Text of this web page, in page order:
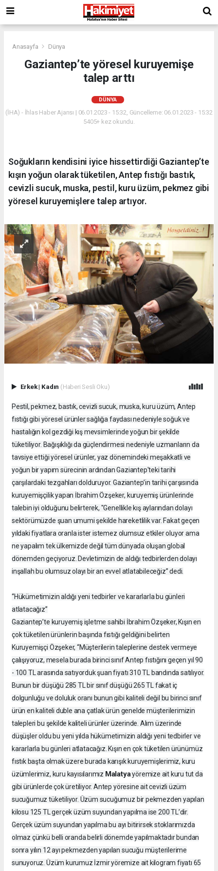
Anasayfa Dünya
Gaziantep’te yöresel kuruyemişe
talep arttı
DÜNYA
(İHA) - İhlas Haber Ajansı | 06.01.2023 - 15:32, Güncelleme: 06.01.2023 - 15:32
5405+ kez okundu.
Soğukların kendisini iyice hissettirdiği Gaziantep’te
kışın yoğun olarak tüketilen, Antep fıstığı bastık,
cevizli sucuk, muska, pestil, kuru üzüm, pekmez gibi
yöresel kuruyemişlere talep artıyor.
Erkek| Kadın (Haberi Sesli Oku)
Pestil, pekmez, bastık, cevizli sucuk, muska, kuru üzüm, Antep
fıstığı gibi yöresel ürünler sağlığa faydası nedeniyle soğuk ve
hastalığın kol gezdiği kış mevsimlerinde yoğun bir şekilde
tüketiliyor. Bağışıklığı da güçlendirmesi nedeniyle uzmanların da
tavsiye ettiği yöresel ürünler, yaz dönemindeki meşakkatli ve
yoğun bir yapım sürecinin ardından Gaziantep'teki tarihi
çarşılardaki tezgahları dolduruyor. Gaziantep’in tarihi çarşısında
kuruyemişçilik yapan İbrahim Özşeker, kuruyemiş ürünlerinde
talebin iyi olduğunu belirterek, "Genellikle kış aylarından dolayı
sektörümüzde şuan umumi şekilde hareketlilik var. Fakat geçen
yıldaki fiyatlara oranla ister istemez olumsuz etkiler oluyor ama
ne yapalım tek ülkemizde değil tüm dünyada oluşan global
dönemden geçiyoruz. Devletimizin de aldığı tedbirlerden dolayı
inşallah bu olumsuz olayı bir an evvel atlatabileceğiz” dedi.
“Hükümetimizin aldığı yeni tedbirler ve kararlarla bu günleri
atlatacağız”
Gaziantep’te kuruyemiş işletme sahibi İbrahim Özşeker, Kışın en
çok tüketilen ürünlerin başında fıstığı geldiğini belirten
Kuruyemişçi Özşeker, “Müşterilerin taleplerine destek vermeye
çalışıyoruz, mesela burada birinci sınıf Antep fıstığını geçen yıl 90
- 100 TL arasında satıyorduk şuan fiyatı 310 TL bandında satılıyor.
Bunun bir düşüğü 285 TL bir sınıf düşüğü 265 TL fakat iç
dolgunluğu ve doluluk oranı bunun gibi kaliteli değil bu birinci sınıf
ürün en kaliteli duble ana çatlak ürün genelde müşterilerimizin
talepleri bu şekilde kaliteli ürünler üzerinde. Alım üzerinde
düşüşler oldu bu yeni yılda hükümetimizin aldığı yeni tedbirler ve
kararlarla bu günleri atlatacağız. Kışın en çok tüketilen ürünümüz
fıstık başta olmak üzere burada karışık kuruyemişlerimiz, kuru
üzümlerimiz, kuru kayısılarımız Malatyayöremize ait kuru tut da
gibi ürünlerde çok üretiliyor. Antep yöresine ait cevizli üzüm
sucuğumuz tüketiliyor. Üzüm sucuğumuz bir pekmezden yapılan
kilosu 125 TL gerçek üzüm suyundan yapılma ise 200 TL’dir.
Gerçek üzüm suyundan yapılma bu ayı bitirirsek stoklarımızda
olmaz çünkü belli oranda belirli dönemde yapılmaktadır bundan
sonra yılın 12 ayı pekmezden yapılan sucuğu müşterilerime
sunuyoruz. Üzüm kurumuz İzmir yöremize ait kilogram fiyatı 65